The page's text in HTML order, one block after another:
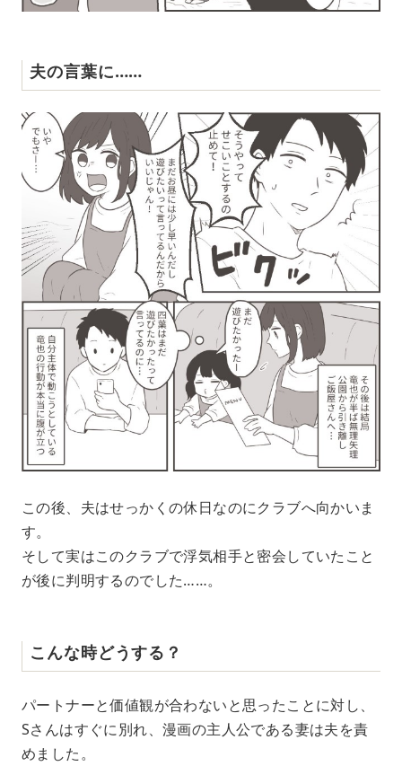
夫の言葉に……
この後、夫はせっかくの休日なのにクラブへ向かいま
す。
そして実はこのクラブで浮気相手と密会していたこと
が後に判明するのでした……。
こんな時どうする？
パートナーと価値観が合わないと思ったことに対し、
Sさんはすぐに別れ、漫画の主人公である妻は夫を責
めました。